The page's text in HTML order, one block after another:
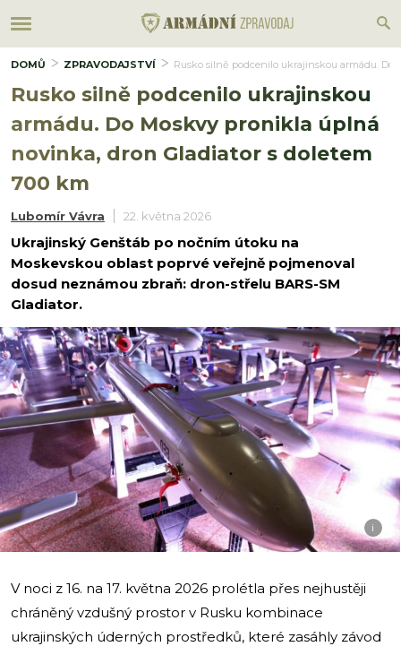
DOMŮ ZPRAVODAJSTVÍ Rusko silně podcenilo ukrajinskou armádu.
Rusko silně podcenilo ukrajinskou
armádu. Do Moskvy pronikla úplná
novinka, dron Gladiator s doletem
700 km
Lubomír Vávra 22. května 2026
Ukrajinský Genštáb po nočním útoku na
Moskevskou oblast poprvé veřejně pojmenoval
dosud neznámou zbraň: dron-střelu BARS-SM
Gladiator.
i
V noci z 16. na 17. května 2026 prolétla přes nejhustěji
chráněný vzdušný prostor v Rusku kombinace
ukrajinských úderných prostředků, které zasáhly závod